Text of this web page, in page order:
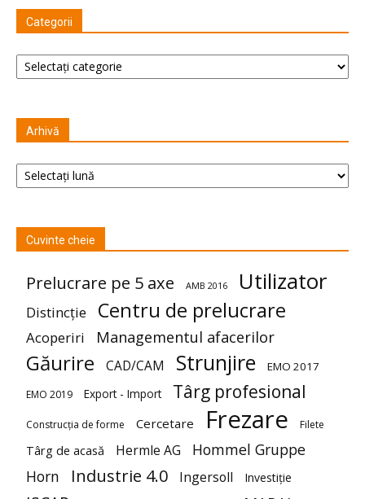
Categorii
Categorii
Arhivă
Arhivă
Cuvinte cheie
Prelucrare pe 5 axe AMB 2016 Utilizator
Distincție Centru de prelucrare
Acoperiri Managementul afacerilor
Găurire CAD/CAM Strunjire EMO 2017
EMO 2019 Export - Import Târg profesional
Construcția de forme Cercetare Frezare Filete
Târg de acasă Hermle AG
Hommel Gruppe
Horn
Industrie 4.0 Ingersoll Investiție